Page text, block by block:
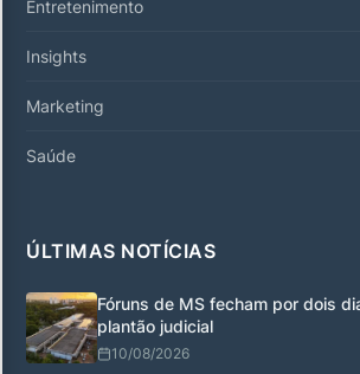
Entretenimento
Insights
Marketing
Saúde
ÚLTIMAS NOTÍCIAS
Fóruns de MS fecham por dois
plantão judicial
10/08/2026